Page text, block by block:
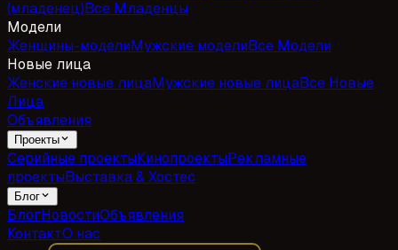
(младенец)Все Младенцы
Модели
Женщины-моделиМужские моделиВсе Модели
Новые лица
Женские новые лицаМужские новые лицаВсе Новые
Лица
Объявления
Проекты
Серийные проектыКинопроектыРекламные
проектыВыставка & Хостес
Блог
БлогНовостиОбъявления
КонтактО нас